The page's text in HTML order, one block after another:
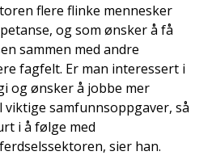
flere flinke mennesker
og som ønsker å få
sammen med andre
fagfelt. Er man interessert i
og ønsker å jobbe mer
samfunnsoppgaver, så
i å følge med
sier han.